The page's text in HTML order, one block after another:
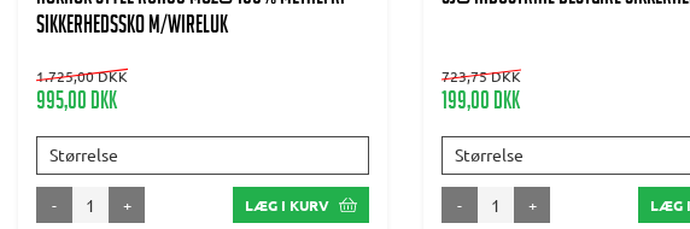
Sikkerhedssko m/wireluk
1.725,00 DKK
995,00 DKK
Størrelse
- + LÆG I KURV
723,75 DKK
199,00 DKK
Størrelse
- + LÆG